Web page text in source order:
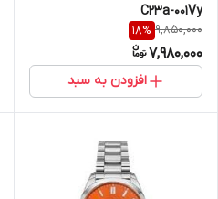
C23a-001Vy
9,850,000
18%
7,980,000
افزودن به سبد